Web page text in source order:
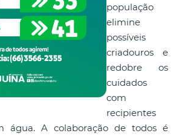
população
elimine
possíveis
criadouros e
redobre os
cuidados
com
recipientes
água. A colaboração de todos é